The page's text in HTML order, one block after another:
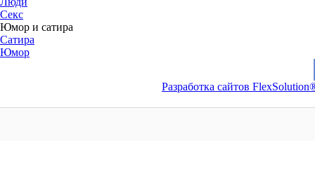
Секс
Юмор и сатира
Сатира
Юмор
Разработка сайтов